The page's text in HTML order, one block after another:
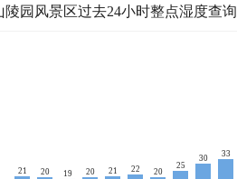
陵园风景区过去24小时整点湿度查询
21 20 19 20 21 22 20
25
30 33